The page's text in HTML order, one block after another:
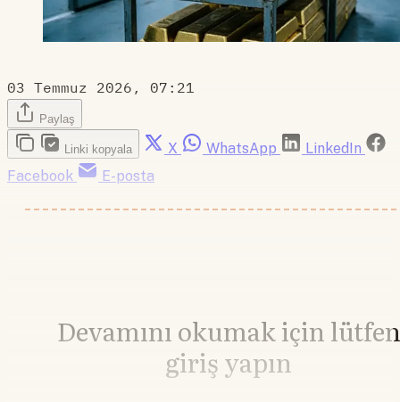
03 Temmuz 2026, 07:21
Paylaş
Linki kopyala X WhatsApp
LinkedIn
Facebook
E-posta
Devamını okumak için lütfen
giriş yapın